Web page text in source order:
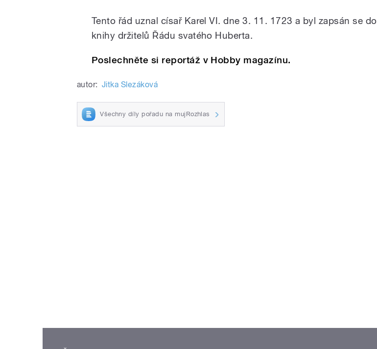
Tento řád uznal císař Karel VI. dne 3. 11. 1723 a byl zapsán se do
knihy držitelů Řádu svatého Huberta.
Poslechněte si reportáž v Hobby magazínu.
autor: Jitka Slezáková
Všechny díly pořadu na mujRozhlas